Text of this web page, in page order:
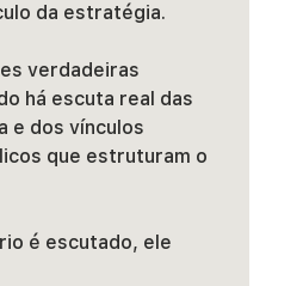
da estratégia.
verdadeiras
há escuta real das
e dos vínculos
que estruturam o
é escutado, ele